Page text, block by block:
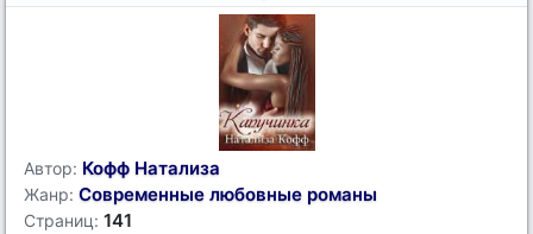
Автор: Кофф Натализа
Жанр: Современные любовные романы
Страниц: 141